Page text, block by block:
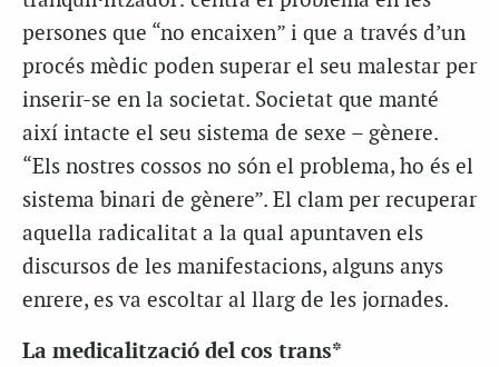
persones que “no encaixen” i que a través d’un
procés mèdic poden superar el seu malestar per
inserir-se en la societat. Societat que manté
així intacte el seu sistema de sexe – gènere.
“Els nostres cossos no són el problema, ho és el
sistema binari de gènere”. El clam per recuperar
aquella radicalitat a la qual apuntaven els
discursos de les manifestacions, alguns anys
enrere, es va escoltar al llarg de les jornades.
La medicalització del cos trans*